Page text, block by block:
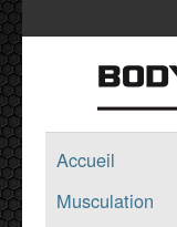
Accueil
Musculation